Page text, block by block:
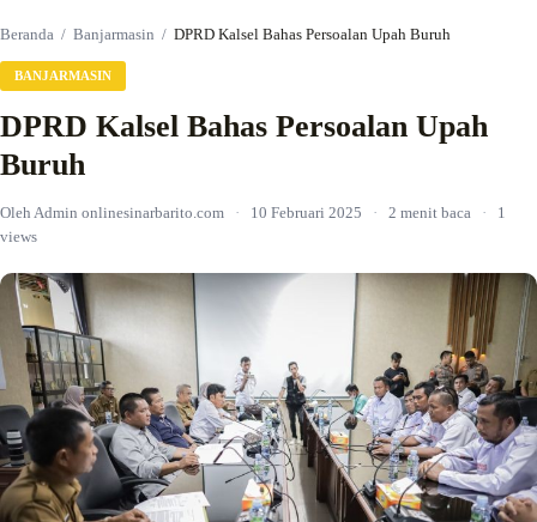
Beranda / Banjarmasin / DPRD Kalsel Bahas Persoalan Upah Buruh
BANJARMASIN
DPRD Kalsel Bahas Persoalan Upah
Buruh
Oleh Admin onlinesinarbarito.com · 10 Februari 2025 · 2 menit baca ·
1
views